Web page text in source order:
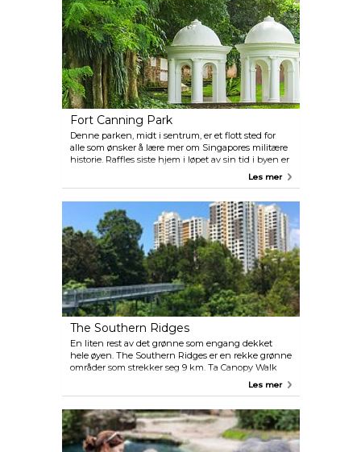
Fort Canning Park
Denne parken, midt i sentrum, er et flott sted for
alle som ønsker å lære mer om Singapores militære
historie. Raffles siste hjem i løpet av sin tid i byen er
også her. En spennende tur i det underjordiskeLes mer
The Southern Ridges
En liten rest av det grønne som engang dekket
hele øyen. The Southern Ridges er en rekke grønne
områder som strekker seg 9 km. Ta Canopy Walk
gjennom regnskogen, ta en pause og studer det
tilslutt taubanen ned til Sentosa Island etter å ha
beundret utsikten fra Mount Faber.
Les mer